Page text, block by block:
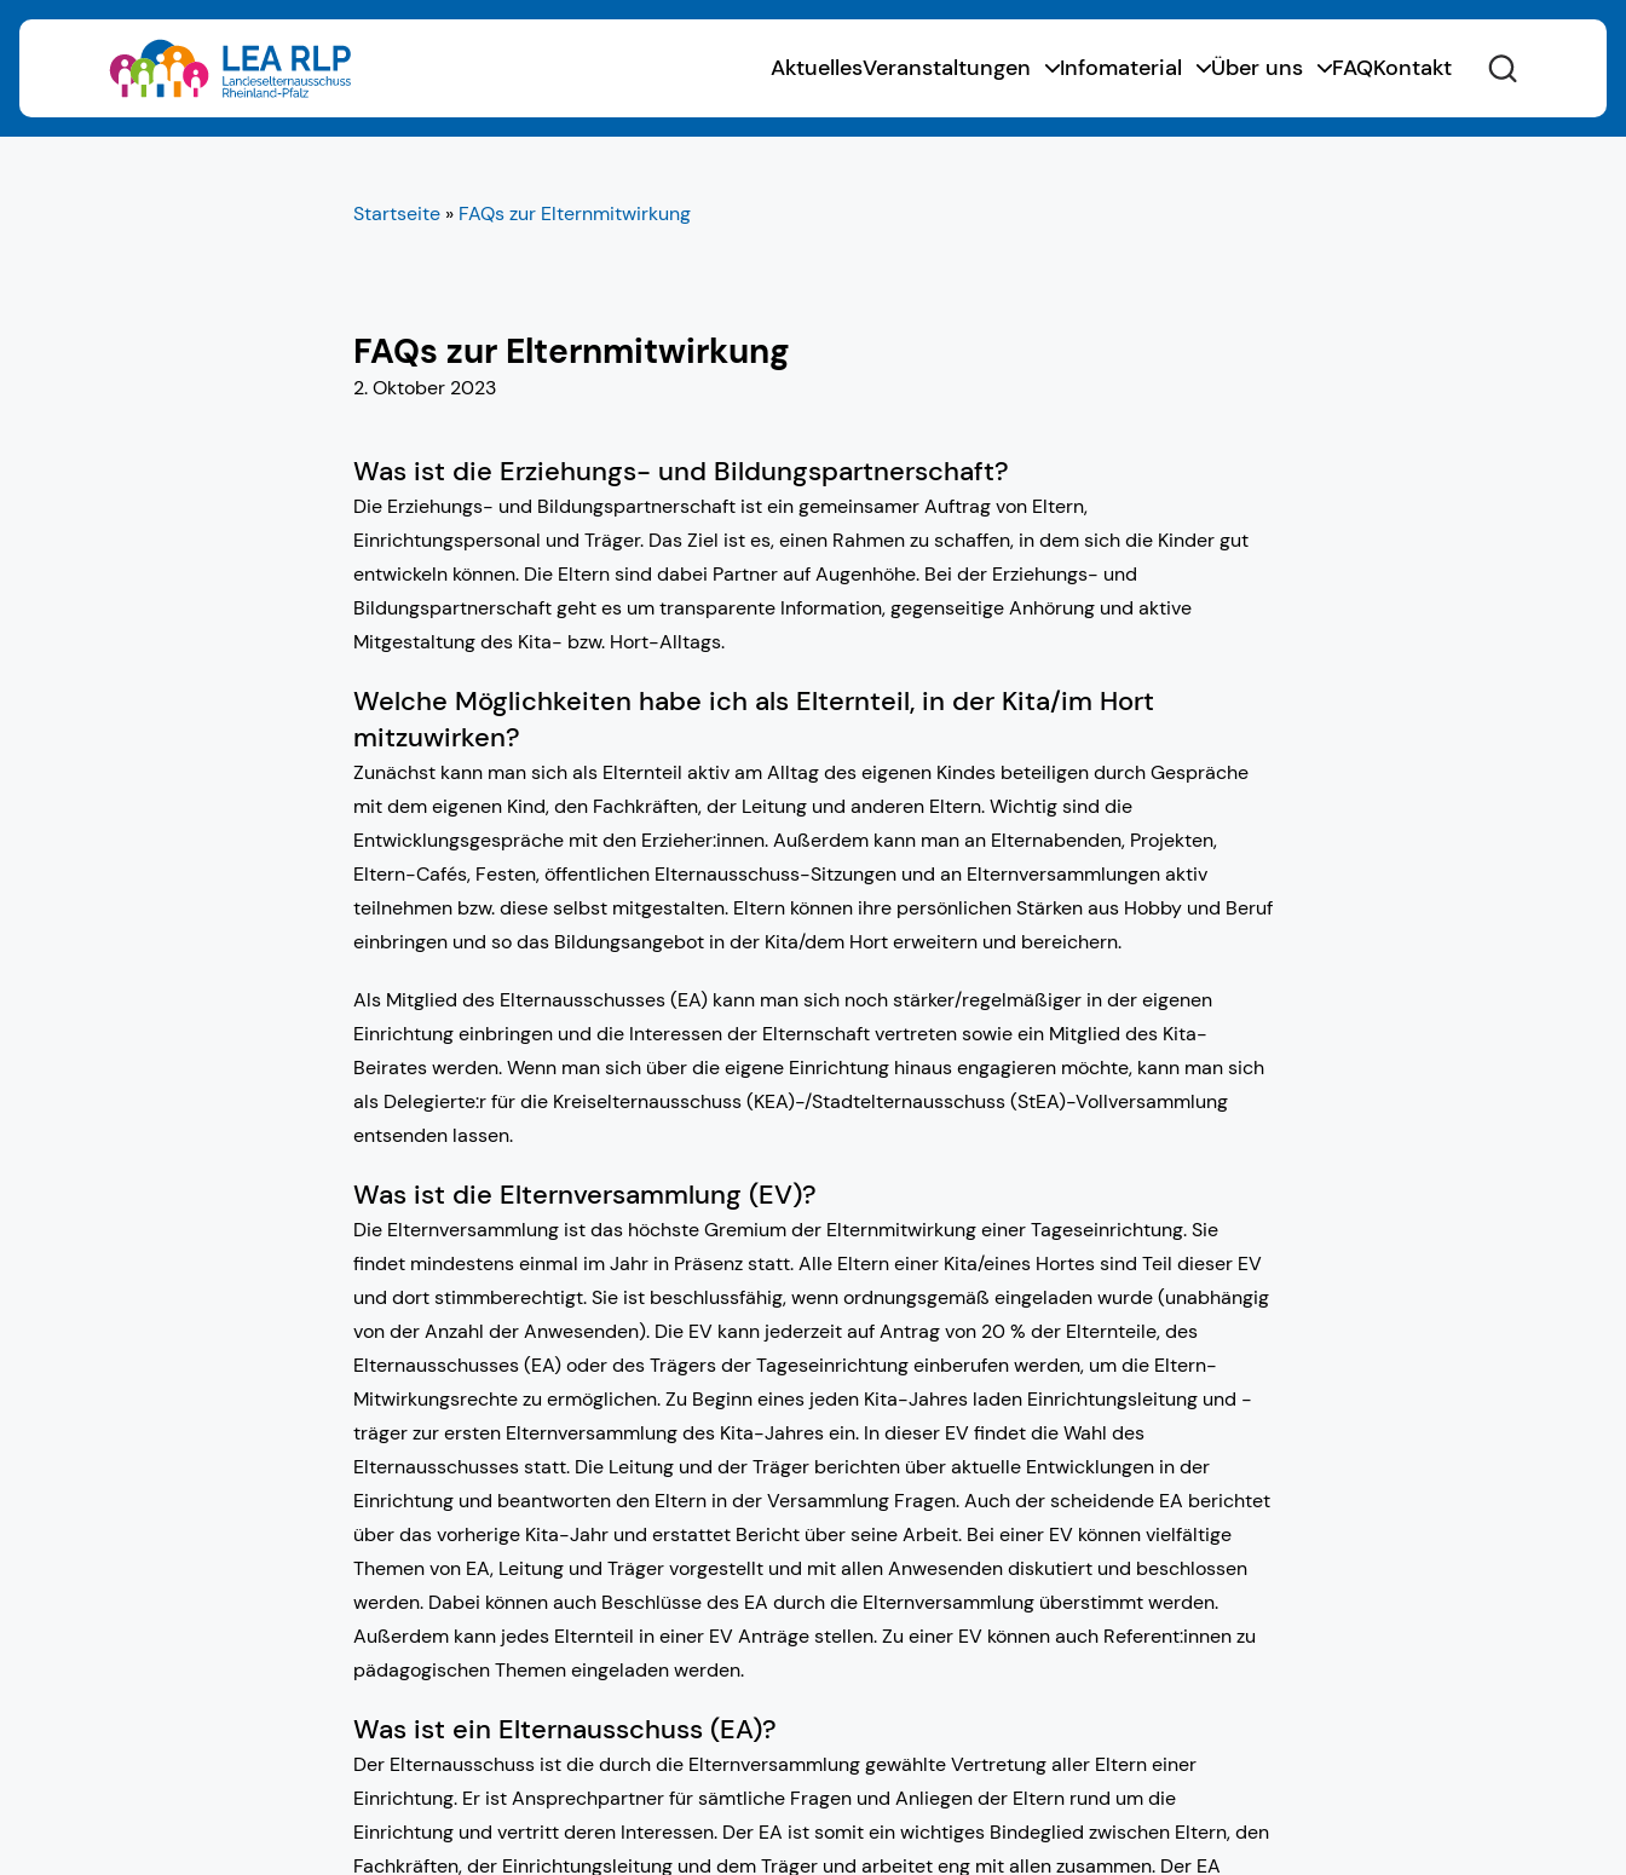
AktuellesVeranstaltungen Infomaterial Über uns FAQKontakt
Startseite » FAQs zur Elternmitwirkung
FAQs zur Elternmitwirkung
2. Oktober 2023
Was ist die Erziehungs- und Bildungspartnerschaft?
Die Erziehungs- und Bildungspartnerschaft ist ein gemeinsamer Auftrag von Eltern,
Einrichtungspersonal und Träger. Das Ziel ist es, einen Rahmen zu schaffen, in dem sich die Kinder gut
entwickeln können. Die Eltern sind dabei Partner auf Augenhöhe. Bei der Erziehungs- und
Bildungspartnerschaft geht es um transparente Information, gegenseitige Anhörung und aktive
Mitgestaltung des Kita- bzw. Hort-Alltags.
Welche Möglichkeiten habe ich als Elternteil, in der Kita/im Hort
mitzuwirken?
Zunächst kann man sich als Elternteil aktiv am Alltag des eigenen Kindes beteiligen durch Gespräche
mit dem eigenen Kind, den Fachkräften, der Leitung und anderen Eltern. Wichtig sind die
Entwicklungsgespräche mit den Erzieher:innen. Außerdem kann man an Elternabenden, Projekten,
Eltern-Cafés, Festen, öffentlichen Elternausschuss-Sitzungen und an Elternversammlungen aktiv
teilnehmen bzw. diese selbst mitgestalten. Eltern können ihre persönlichen Stärken aus Hobby und Beruf
einbringen und so das Bildungsangebot in der Kita/dem Hort erweitern und bereichern.
Als Mitglied des Elternausschusses (EA) kann man sich noch stärker/regelmäßiger in der eigenen
Einrichtung einbringen und die Interessen der Elternschaft vertreten sowie ein Mitglied des Kita-
Beirates werden. Wenn man sich über die eigene Einrichtung hinaus engagieren möchte, kann man sich
als Delegierte:r für die Kreiselternausschuss (KEA)-/Stadtelternausschuss (StEA)-Vollversammlung
entsenden lassen.
Was ist die Elternversammlung (EV)?
Die Elternversammlung ist das höchste Gremium der Elternmitwirkung einer Tageseinrichtung. Sie
findet mindestens einmal im Jahr in Präsenz statt. Alle Eltern einer Kita/eines Hortes sind Teil dieser EV
und dort stimmberechtigt. Sie ist beschlussfähig, wenn ordnungsgemäß eingeladen wurde (unabhängig
von der Anzahl der Anwesenden). Die EV kann jederzeit auf Antrag von 20 % der Elternteile, des
Elternausschusses (EA) oder des Trägers der Tageseinrichtung einberufen werden, um die Eltern-
Mitwirkungsrechte zu ermöglichen. Zu Beginn eines jeden Kita-Jahres laden Einrichtungsleitung und -
träger zur ersten Elternversammlung des Kita-Jahres ein. In dieser EV findet die Wahl des
Elternausschusses statt. Die Leitung und der Träger berichten über aktuelle Entwicklungen in der
Einrichtung und beantworten den Eltern in der Versammlung Fragen. Auch der scheidende EA berichtet
über das vorherige Kita-Jahr und erstattet Bericht über seine Arbeit. Bei einer EV können vielfältige
Themen von EA, Leitung und Träger vorgestellt und mit allen Anwesenden diskutiert und beschlossen
werden. Dabei können auch Beschlüsse des EA durch die Elternversammlung überstimmt werden.
Außerdem kann jedes Elternteil in einer EV Anträge stellen. Zu einer EV können auch Referent:innen zu
pädagogischen Themen eingeladen werden.
Was ist ein Elternausschuss (EA)?
Der Elternausschuss ist die durch die Elternversammlung gewählte Vertretung aller Eltern einer
Einrichtung. Er ist Ansprechpartner für sämtliche Fragen und Anliegen der Eltern rund um die
Einrichtung und vertritt deren Interessen. Der EA ist somit ein wichtiges Bindeglied zwischen Eltern, den
Fachkräften, der Einrichtungsleitung und dem Träger und arbeitet eng mit allen zusammen. Der EA